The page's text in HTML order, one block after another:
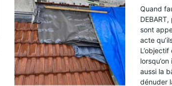
Quand
sont
acte
aussi la
dénuder